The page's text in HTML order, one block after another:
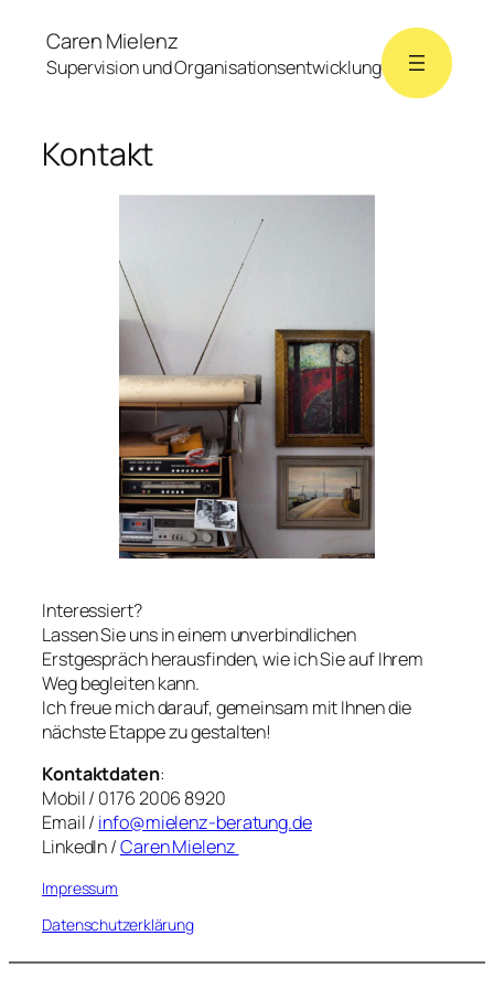
Inhalt
springen
Caren Mielenz
Supervision und Organisationsentwicklung
Kontakt
Interessiert?​
Lassen Sie uns in einem unverbindlichen
Erstgespräch herausfinden, wie ich Sie auf Ihrem
Weg begleiten kann.
Ich freue mich darauf, gemeinsam mit Ihnen die
nächste Etappe zu gestalten!
Kontaktdaten​:
​Mobil / 0176 2006 8920
Email / info@mielenz-beratung.de
LinkedIn /Caren Mielenz ​
Impressum
Datenschutzerklärung